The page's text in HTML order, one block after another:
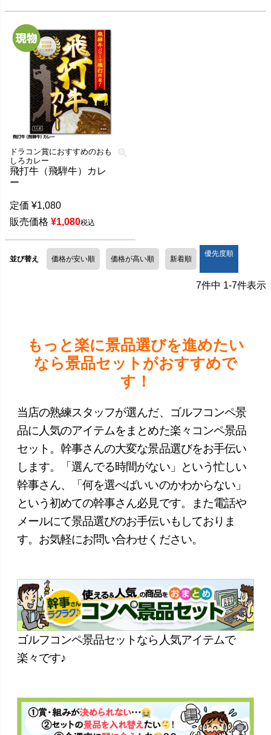
ドラコン賞におすすめのおも
しろカレー
飛打牛（飛騨牛）カレ
ー
定価 ¥1,080
販売価格 ¥1,080税込
並び替え 価格が安い順 価格が高い順 新着順
優先度順
7件中 1-7件表示
もっと楽に景品選びを進めたい
なら景品セットがおすすめで
す！
当店の熟練スタッフが選んだ、ゴルフコンペ景
品に人気のアイテムをまとめた楽々コンペ景品
セット。幹事さんの大変な景品選びをお手伝い
します。「選んでる時間がない」という忙しい
幹事さん、「何を選べばいいのかわからない」
という初めての幹事さん必見です。また電話や
メールにて景品選びのお手伝いもしておりま
す。お気軽にお問い合わせください。
ゴルフコンペ景品セットなら人気アイテムで
楽々です♪